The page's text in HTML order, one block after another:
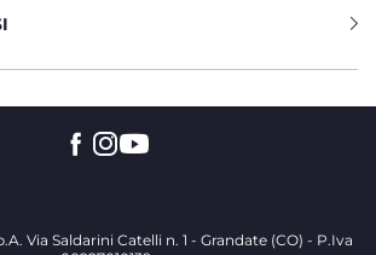
Via Saldarini Catelli n. 1 - Grandate (CO) - P.Iva